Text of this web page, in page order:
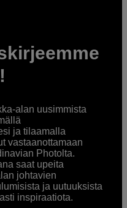
alan uusimmista
ja tilaamalla
vastaanottamaan
Photolta.
saat upeita
johtavien
ja uutuuksista
inspiraatiota.